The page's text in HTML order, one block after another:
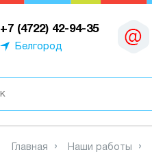
+7 (4722) 42-94-35
Белгород
Главная Наши работы